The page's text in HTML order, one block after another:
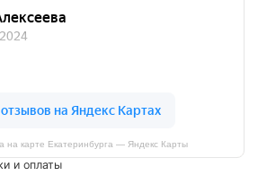
на карте Екатеринбурга — Яндекс Карты
и оплаты